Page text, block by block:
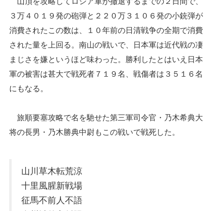
３万４０１９発の砲弾と２２０万３１０６発の小銃弾が
消費されたこの数は、１０年前の日清戦争の全期で消費
された量を上回る。南山の戦いで、日本軍は近代戦の凄
まじさを嫌というほど味わった。勝利したとはいえ日本
軍の被害は甚大で戦死者７１９名、戦傷者は３５１６名
にもなる。
旅順要塞攻略で名を馳せた第三軍司令官・乃木希典大
将の長男・乃木勝典中尉もこの戦いで戦死した。
山川草木転荒涼
十里風腥新戦場
征馬不前人不語